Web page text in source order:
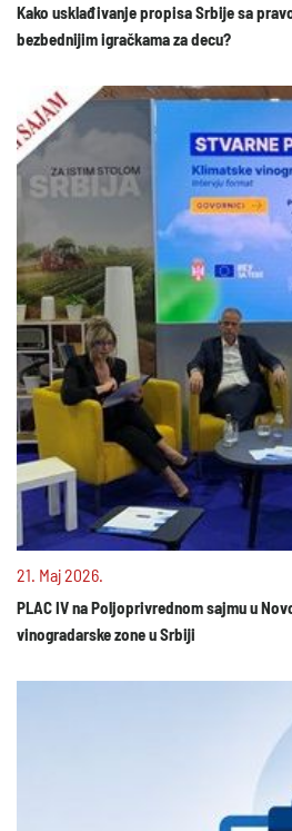
Kako usklađivanje propisa Srbije sa
bezbednijim igračkama za decu?
21. Maj 2026.
PLAC IV na Poljoprivrednom sajmu u
vinogradarske zone u Srbiji